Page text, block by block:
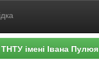
імені Івана Пулюя